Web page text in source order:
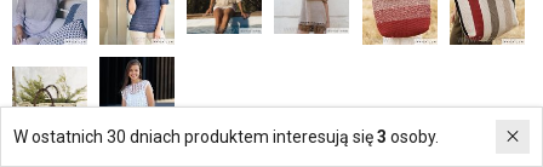
W ostatnich 30 dniach produktem interesują się3 osoby.